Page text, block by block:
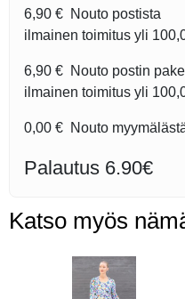
6,90 € Nouto postista
ilmainen toimitus yli
6,90 € Nouto postin
ilmainen toimitus yli
0,00 € Nouto
Palautus 6.90€
Katso myös